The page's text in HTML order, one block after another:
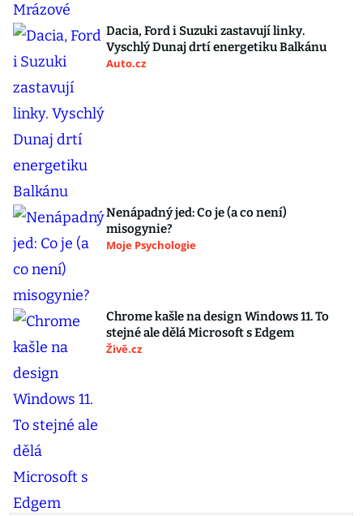
Dacia, Ford i Suzuki zastavují linky.
Vyschlý Dunaj drtí energetiku Balkánu
Auto.cz
Nenápadný jed: Co je (a co není)
misogynie?
Moje Psychologie
Chrome kašle na design Windows 11. To
stejné ale dělá Microsoft s Edgem
Živě.cz